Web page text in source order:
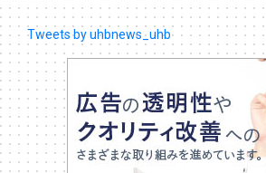
Tweets by uhbnews_uhb